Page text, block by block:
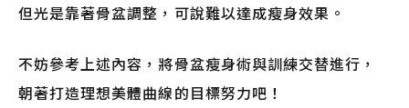
但光是靠著骨盆調整，可說難以達成瘦身效果。
不妨參考上述內容，將骨盆瘦身術與訓練交替進行，
朝著打造理想美體曲線的目標努力吧！